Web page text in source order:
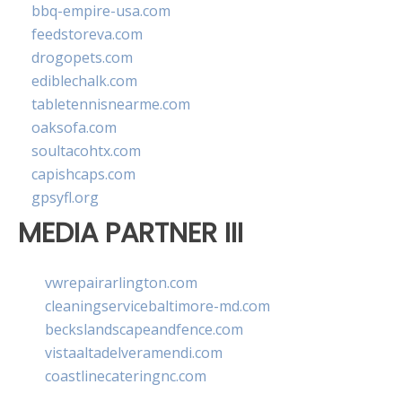
bbq-empire-usa.com
feedstoreva.com
drogopets.com
ediblechalk.com
tabletennisnearme.com
oaksofa.com
soultacohtx.com
capishcaps.com
gpsyfl.org
MEDIA PARTNER III
vwrepairarlington.com
cleaningservicebaltimore-md.com
beckslandscapeandfence.com
vistaaltadelveramendi.com
coastlinecateringnc.com